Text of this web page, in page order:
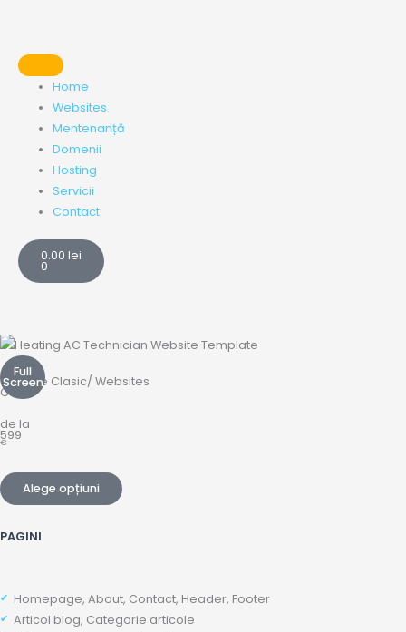
content
Home
Websites
Mentenanță
Domenii
Hosting
Servicii
Contact
0.00 lei
0
Cart
Full
Screen
Website Clasic/ Websites
Cool
de la
599
€
Alege opțiuni
PAGINI
Homepage, About, Contact, Header, Footer
Articol blog, Categorie articole